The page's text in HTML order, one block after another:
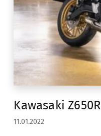
Kawasaki
11.01.2022